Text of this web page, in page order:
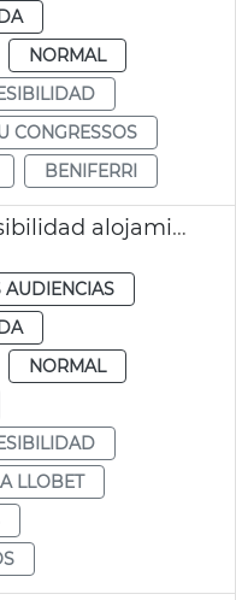
NORMAL
CONGRESSOS
BENIFERRI
València impulsa accesibilidad alojamientos turísticos
AUDIENCIAS
NORMAL
LLOBET